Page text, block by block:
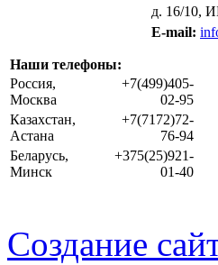
д. 16/10,
E-mail:
Наши телефоны:
Россия,
Москва
+7(499)405-
02-95
Казахстан,
Астана
+7(7172)72-
76-94
Беларусь,
Минск
+375(25)921-
01-40
Создание